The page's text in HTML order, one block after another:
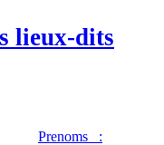
lieux-dits
Prenoms :